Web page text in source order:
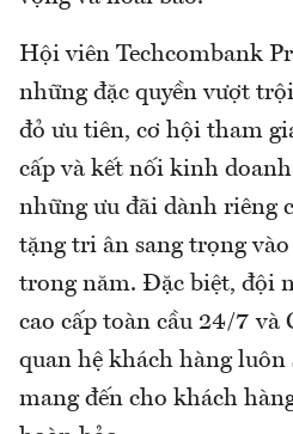
Hội viên Techcombank
những đặc quyền vượt
đỏ ưu tiên, cơ hội tham
cấp và kết nối kinh
những ưu đãi dành riêng
tặng tri ân sang trọng
trong năm. Đặc biệt, đội
cao cấp toàn cầu 24/7 và
quan hệ khách hàng luôn
mang đến cho khách